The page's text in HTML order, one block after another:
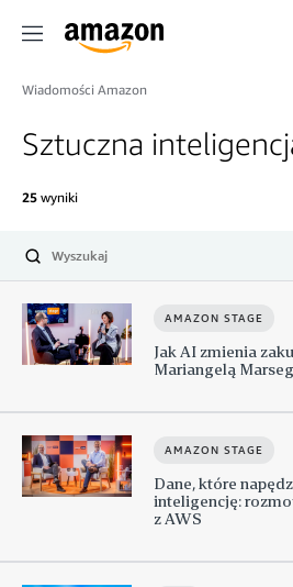
Menu
Wiadomości Amazon
Sztuczna
25 wyniki
Wyślij
AMAZON STAGE
Jak AI zmienia
Mariangelą
AMAZON STAGE
Dane, które
inteligencję:
z AWS